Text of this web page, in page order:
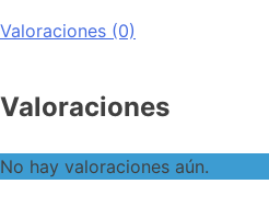
Valoraciones (0)
Valoraciones
No hay valoraciones aún.